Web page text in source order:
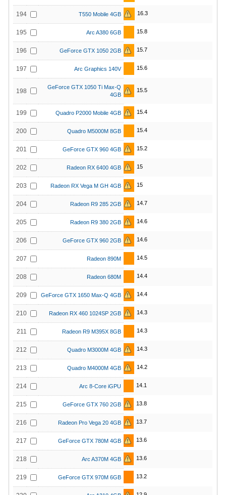
194 T550 Mobile 4GB 16.3
195 Arc A380 6GB 15.8
196 GeForce GTX 1050 2GB 15.7
197 Arc Graphics 140V 15.6
198
GeForce GTX 1050 Ti Max-Q
4GB
15.5
199 Quadro P2000 Mobile 4GB 15.4
200 Quadro M5000M 8GB 15.4
201 GeForce GTX 960 4GB 15.2
202 Radeon RX 6400 4GB 15
203 Radeon RX Vega M GH 4GB 15
204 Radeon R9 285 2GB 14.7
205 Radeon R9 380 2GB 14.6
206 GeForce GTX 960 2GB 14.6
207 Radeon 890M 14.5
208 Radeon 680M 14.4
209 GeForce GTX 1650 Max-Q 4GB 14.4
210 Radeon RX 460 1024SP 2GB 14.3
211 Radeon R9 M395X 8GB 14.3
212 Quadro M3000M 4GB 14.3
213 Quadro M4000M 4GB 14.2
214 Arc 8-Core iGPU 14.1
215 GeForce GTX 760 2GB 13.8
216 Radeon Pro Vega 20 4GB 13.7
217 GeForce GTX 780M 4GB 13.6
218 Arc A370M 4GB 13.6
219 GeForce GTX 970M 6GB 13.2